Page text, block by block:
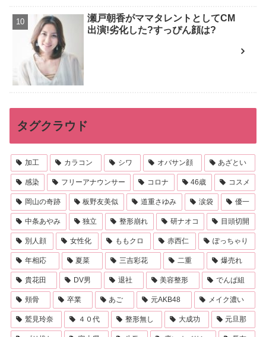
瀬戸朝香がママタレントとしてCM
出演!劣化した?すっぴん顔は?
タグクラウド
加工 カラコン シワ オバサン顔 あざとい
感染 フリーアナウンサー コロナ 46歳 コスメ
岡山の奇跡 板野友美似 道重さゆみ 涙袋 優一
中条あやみ 独立 整形崩れ 研ナオコ 目頭切開
別人顔 女性化 ももクロ 赤西仁 ぽっちゃり
年相応 夏菜 三吉彩花 二重 爆売れ
貴花田 DV男 退社 美容整形 でんぱ組
頬骨 卒業 あご 元AKB48 メイク濃い
鷲見玲奈 ４０代 整形無し 大成功 元旦那